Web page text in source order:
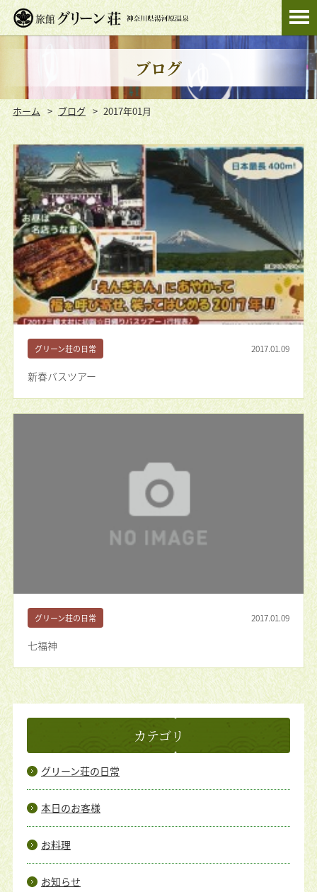
ブログ
ホーム ブログ 2017年01月
グリーン荘の日常 2017.01.09
新春バスツアー
グリーン荘の日常 2017.01.09
七福神
カテゴリ
グリーン荘の日常
本日のお客様
お料理
お知らせ